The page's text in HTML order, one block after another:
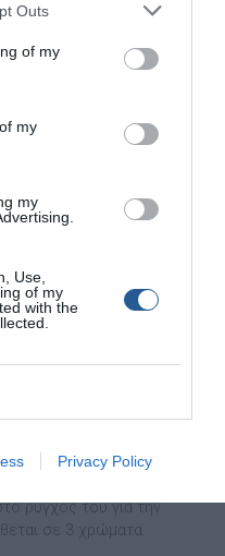
Outs
of my
my
my
Use,
of my
with the
Privacy Policy
την DTD
κοντά στην επιφάνεια
σώµα, και εξαιρετική
θηρευτών από µακριά.
ρύγχος του για την
σε 3 χρώµατα.